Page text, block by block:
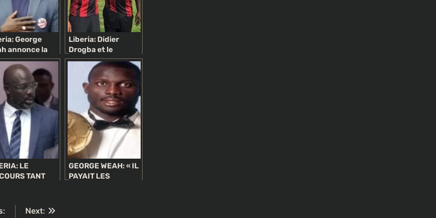
George
annonce la
pour le
cycle
Liberia: Didier
Drogba et le
président Weah
jouent pour la
charité
LE
TANT
PAS EU LIEU
GEORGE WEAH: « IL
PAYAIT LES
Next: